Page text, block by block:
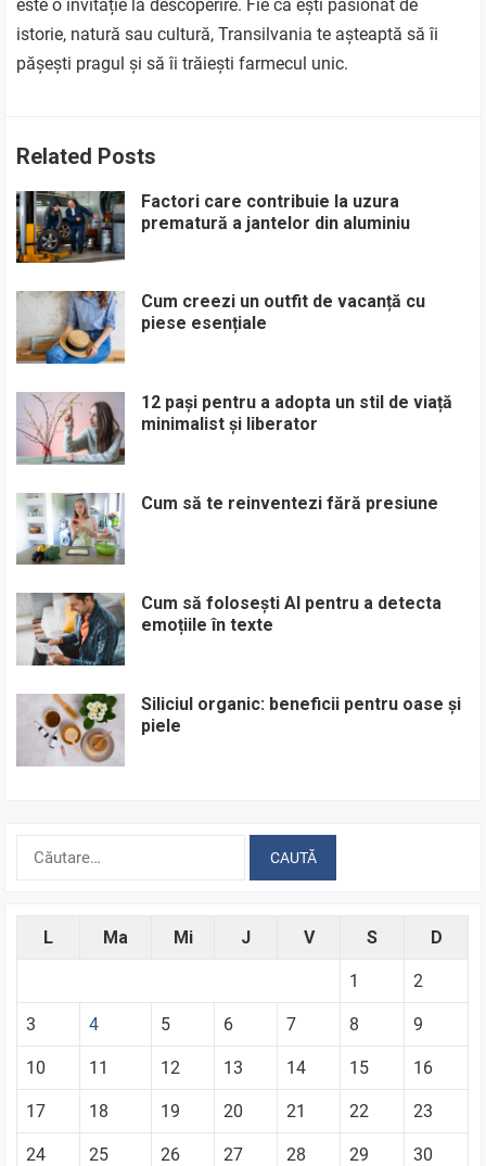
este o invitație la descoperire. Fie că ești pasionat de
istorie, natură sau cultură, Transilvania te așteaptă să îi
pășești pragul și să îi trăiești farmecul unic.
Related Posts
Factori care contribuie la uzura
prematură a jantelor din aluminiu
Cum creezi un outfit de vacanță cu
piese esențiale
12 pași pentru a adopta un stil de viață
minimalist și liberator
Cum să te reinventezi fără presiune
Cum să folosești AI pentru a detecta
emoțiile în texte
Siliciul organic: beneficii pentru oase și
piele
L Ma Mi J V S D
1 2
3 4 5 6 7 8 9
10 11 12 13 14 15 16
17 18 19 20 21 22 23
24 25 26 27 28 29 30